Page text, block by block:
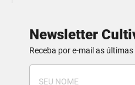
Newsletter
Receba por e-mail as